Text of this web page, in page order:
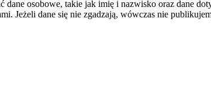
dane osobowe, takie jak imię i nazwisko oraz dane
Jeżeli dane się nie zgadzają, wówczas nie